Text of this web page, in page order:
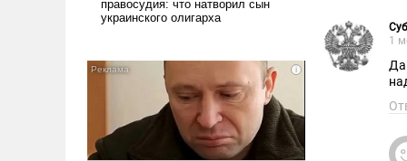
1